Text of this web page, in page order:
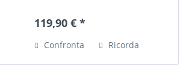
noti che la protezione del
119,90 € *
Confronta Ricorda